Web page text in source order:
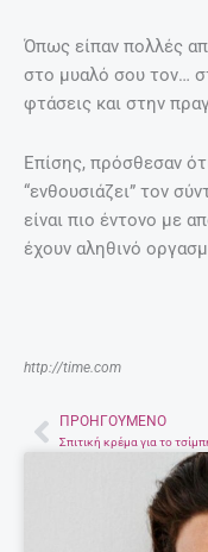
Όπως είπαν πολλές
στο μυαλό σου τον…
φτάσεις και στην
Επίσης, πρόσθεσαν
“ενθουσιάζει” τον
είναι πιο έντονο με
έχουν αληθινό
http://time.com
PrevΠΡΟΗΓΟΎΜΕΝΟ